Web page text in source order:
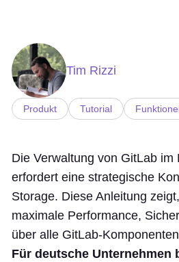
Tim Rizzi
Produkt Tutorial
Die Verwaltung von GitLab im
erfordert eine strategische
Storage. Diese Anleitung
maximale Performance,
über alle GitLab-
Für deutsche Unternehmen